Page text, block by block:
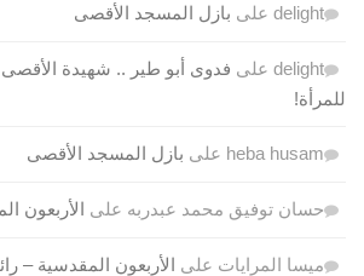
delight على بازل المسجد الأقصى
delight على فدوى أبو طير .. شهيدة الأقصى
للمرأة!
heba husam على بازل المسجد الأقصى
حسان توفيق محمد عبدربه على الأربعون
ميسا المرايات على الأربعون المقدسية –